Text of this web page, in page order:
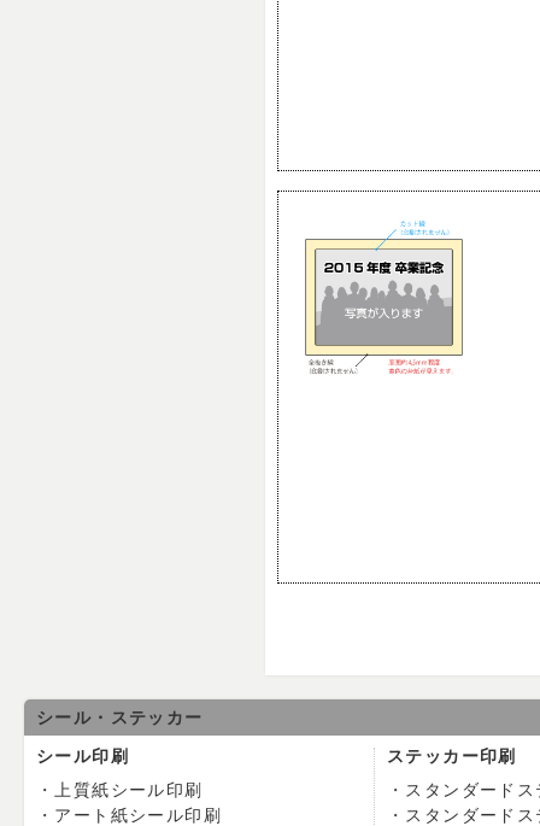
シール・ステッカー
シール印刷
上質紙シール印刷
アート紙シール印刷
ステッカー印刷
スタンダード
スタンダード